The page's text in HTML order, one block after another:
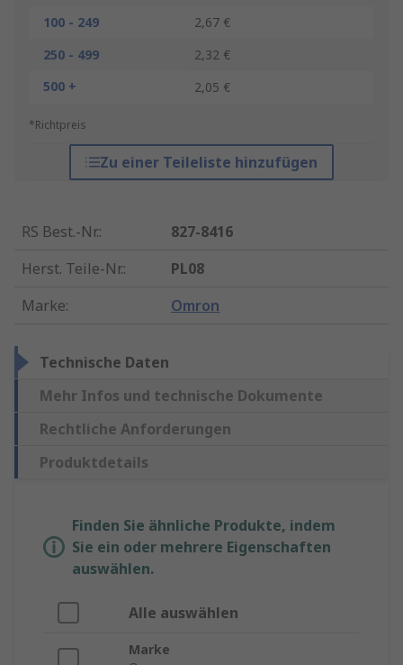
100 - 249
2,67 €
250 - 499
2,32 €
500 +
2,05 €
*Richtpreis
Zu einer Teileliste hinzufügen
RS Best.-Nr.:
827-8416
Herst. Teile-Nr.:
PL08
Marke: Omron
Technische Daten
Mehr Infos und technische Dokumente
Rechtliche Anforderungen
Produktdetails
Finden Sie ähnliche Produkte, indem
Sie ein oder mehrere Eigenschaften
auswählen.
Alle auswählen
Marke